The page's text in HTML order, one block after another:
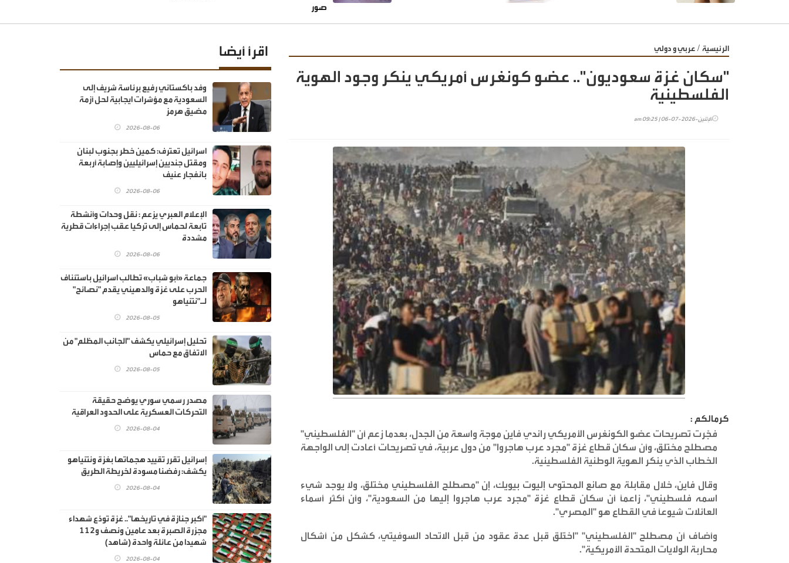
صور
الرئيسية / عربي و دولي
"سكان غزة سعوديون".. عضو كونغرس أمريكي ينكر وجود الهوية
الفلسطينية
الإثنين-2026-07-06 | 09:25 am
كرمالكم :
فجّرت تصريحات عضو الكونغرس الأمريكي راندي فاين موجة واسعة من الجدل، بعدما زعم أن "الفلسطيني"
مصطلح مختلق، وأن سكان قطاع غزة "مجرد عرب هاجروا" من دول عربية، في تصريحات أعادت إلى الواجهة
الخطاب الذي ينكر الهوية الوطنية الفلسطينية.
وقال فاين، خلال مقابلة مع صانع المحتوى إليوت بيويك، إن "مصطلح الفلسطيني مختلق، ولا يوجد شيء
اسمه فلسطيني"، زاعمًا أن سكان قطاع غزة "مجرد عرب هاجروا إليها من السعودية"، وأن أكثر أسماء
العائلات شيوعًا في القطاع هو "المصري".
وأضاف أن مصطلح "الفلسطيني" "اختُلق قبل عدة عقود من قبل الاتحاد السوفيتي، كشكل من أشكال
محاربة الولايات المتحدة الأمريكية".
اقرأ أيضا
وفد باكستاني رفيع برئاسة شريف إلى
السعودية مع مؤشرات ايجابية لحل أزمة
مضيق هرمز
2026-08-06
اسرائيل تعترف: كمين خطر بجنوب لبنان
ومقتل جنديين إسرائيليين وإصابة أربعة
بانفجار عنيف
2026-08-06
الإعلام العبري يزعم : نقل وحدات وأنشطة
تابعة لحماس إلى تركيا عقب إجراءات قطرية
مشددة
2026-08-06
جماعة «أبو شباب» تطالب اسرائيل باستئناف
الحرب على غزة والدهيني يقدم "نصائح"
لـ"نتنياهو
2026-08-05
تحليل إسرائيلي يكشف "الجانب المظلم" من
الاتفاق مع حماس
2026-08-05
مصدر رسمي سوري يوضح حقيقة
التحركات العسكرية على الحدود العراقية
2026-08-04
إسرائيل تقرر تقييد هجماتها بغزة ونتنياهو
يكشف: رفضنا مسودة لخريطة الطريق
2026-08-04
"أكبر جنازة في تاريخها".. غزة تودّع شهداء
مجزرة الصبرة بعد عامين ونصف و112
شهيدا من عائلة واحدة (شاهد)
2026-08-04